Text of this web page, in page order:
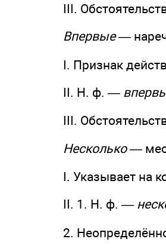
III.
Впервые—
I. Признак
II. Н. ф. —
III.
Несколько—
I. Указывает на
II. 1. Н. ф. —
2.